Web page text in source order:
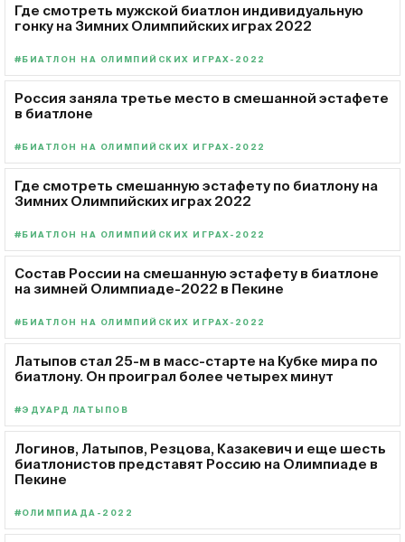
Где смотреть мужской биатлон индивидуальную
гонку на Зимних Олимпийских играх 2022
#БИАТЛОН НА ОЛИМПИЙСКИХ ИГРАХ-2022
Россия заняла третье место в смешанной эстафете
в биатлоне
#БИАТЛОН НА ОЛИМПИЙСКИХ ИГРАХ-2022
Где смотреть смешанную эстафету по биатлону на
Зимних Олимпийских играх 2022
#БИАТЛОН НА ОЛИМПИЙСКИХ ИГРАХ-2022
Состав России на смешанную эстафету в биатлоне
на зимней Олимпиаде-2022 в Пекине
#БИАТЛОН НА ОЛИМПИЙСКИХ ИГРАХ-2022
Латыпов стал 25-м в масс-старте на Кубке мира по
биатлону. Он проиграл более четырех минут
#ЭДУАРД ЛАТЫПОВ
Логинов, Латыпов, Резцова, Казакевич и еще шесть
биатлонистов представят Россию на Олимпиаде в
Пекине
#ОЛИМПИАДА-2022